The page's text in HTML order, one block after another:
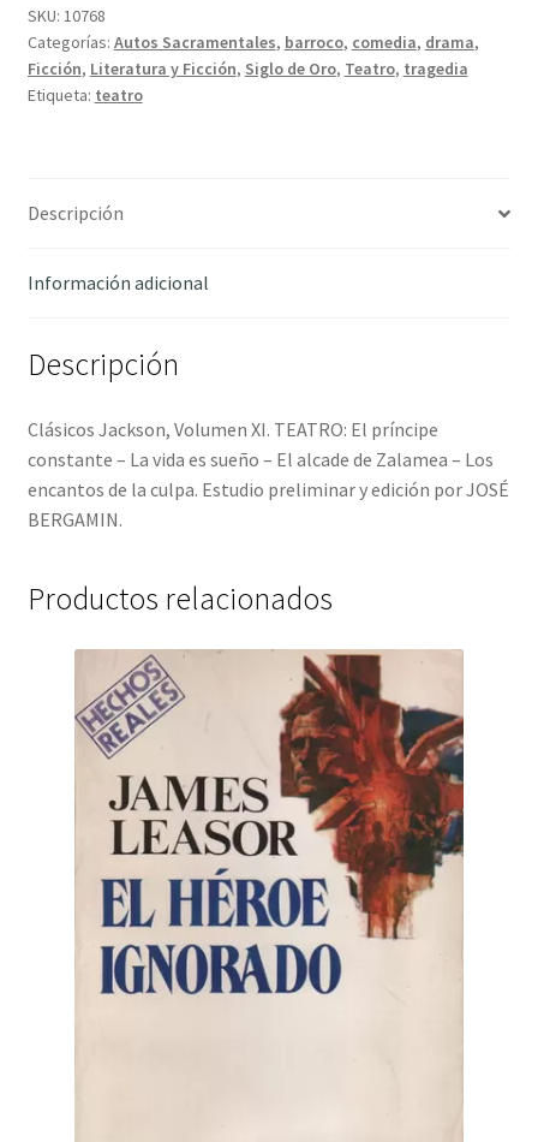
La
Barca,
Pedro
cantidad
SKU: 10768
Categorías: Autos Sacramentales, barroco, comedia, drama,
Ficción, Literatura y Ficción, Siglo de Oro, Teatro, tragedia
Etiqueta: teatro
Descripción
Información adicional
Descripción
Clásicos Jackson, Volumen XI. TEATRO: El príncipe
constante – La vida es sueño – El alcade de Zalamea – Los
encantos de la culpa. Estudio preliminar y edición por JOSÉ
BERGAMIN.
Productos relacionados